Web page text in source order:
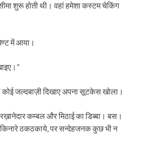
शुरू होती थी। वहां हमेशा कस्टम चेकिंग
में आया।
कोई जल्दबाज़ी दिखाए अपना सूटकेस खोला।
कम्बल और मिठाई का डिब्बा। बस।
ठकठकाये, पर सन्देहजनक कुछ भी न